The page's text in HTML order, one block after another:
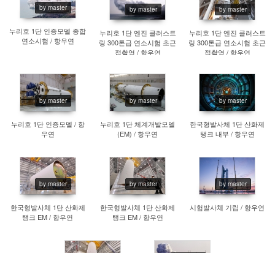
by master
865
누리호 1단 인증모델 종합
연소시험 / 항우연
by master
누리호 1단 엔진 클러스트
링 300톤급 연소시험 초근
접촬영 / 항우연
by master
누리호 1단 엔진 클러스트
링 300톤급 연소시험 초근
접촬영 / 항우연
by master
927
누리호 1단 인증모델 / 항
우연
by master
984
누리호 1단 체계개발모델
(EM) / 항우연
by master
980
한국형발사체 1단 산화제
탱크 내부 / 항우연
by master
900
한국형발사체 1단 산화제
탱크 EM / 항우연
by master
993
한국형발사체 1단 산화제
탱크 EM / 항우연
by master
788
시험발사체 기립 / 항우연